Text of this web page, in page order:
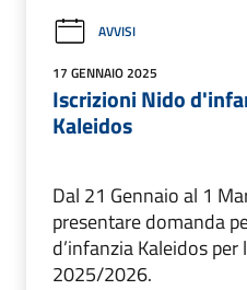
AVVISI
17 GENNAIO 2025
Iscrizioni Nido
Kaleidos
Dal 21 Gennaio al 1
presentare domanda
d’infanzia Kaleidos
2025/2026.